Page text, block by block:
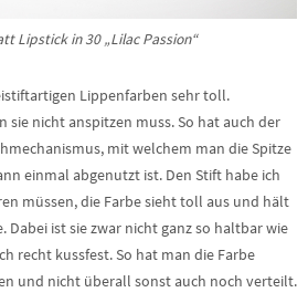
Lipstick in 30 „Lilac Passion“
Lippenfarben sehr toll.
sie nicht anspitzen muss. So hat auch der
mit welchem man die Spitze
einmal abgenutzt ist. Den Stift habe ich
müssen, die Farbe sieht toll aus und hält
Dabei ist sie zwar nicht ganz so haltbar wie
recht kussfest. So hat man die Farbe
und nicht überall sonst auch noch verteilt.